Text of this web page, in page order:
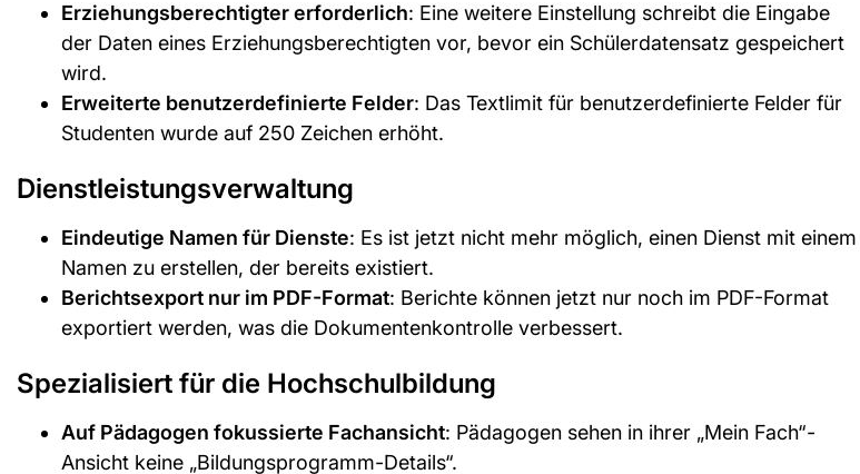
Erziehungsberechtigter erforderlich: Eine weitere Einstellung schreibt die Eingabe
der Daten eines Erziehungsberechtigten vor, bevor ein Schülerdatensatz gespeichert
wird.
Erweiterte benutzerdefinierte Felder: Das Textlimit für benutzerdefinierte Felder für
Studenten wurde auf 250 Zeichen erhöht.
Dienstleistungsverwaltung
Eindeutige Namen für Dienste: Es ist jetzt nicht mehr möglich, einen Dienst mit einem
Namen zu erstellen, der bereits existiert.
Berichtsexport nur im PDF-Format: Berichte können jetzt nur noch im PDF-Format
exportiert werden, was die Dokumentenkontrolle verbessert.
Spezialisiert für die Hochschulbildung
Auf Pädagogen fokussierte Fachansicht: Pädagogen sehen in ihrer „Mein Fach“-
Ansicht keine „Bildungsprogramm-Details“.